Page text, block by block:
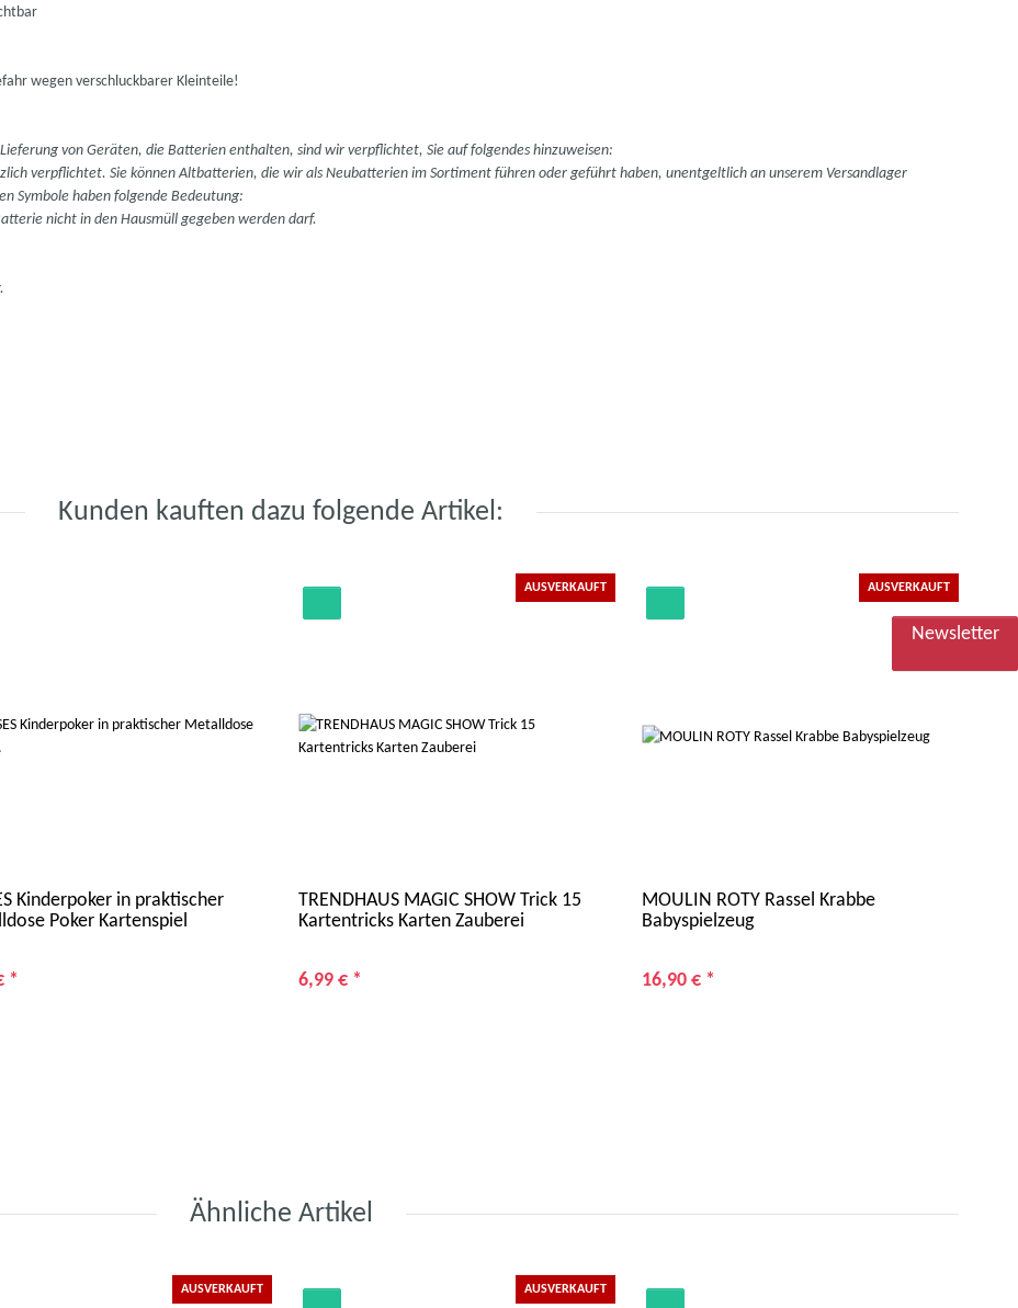
wegen verschluckbarer Kleinteile!
von Geräten, die Batterien enthalten, sind wir verpflichtet, Sie auf folgendes hinzuweisen:
verpflichtet. Sie können Altbatterien, die wir als Neubatterien im Sortiment führen oder geführt haben, unentgeltlich an unserem Versandlager
Symbole haben folgende Bedeutung:
nicht in den Hausmüll gegeben werden darf.
Kunden kauften dazu folgende Artikel:
Kinderpoker in praktischer
Poker Kartenspiel
*
AUSVERKAUFT
TRENDHAUS MAGIC SHOW Trick 15
Kartentricks Karten Zauberei
6,99 € *
AUSVERKAUFT
MOULIN ROTY Rassel Krabbe
Babyspielzeug
16,90 € *
Ähnliche Artikel
AUSVERKAUFT AUSVERKAUFT
Newsletter